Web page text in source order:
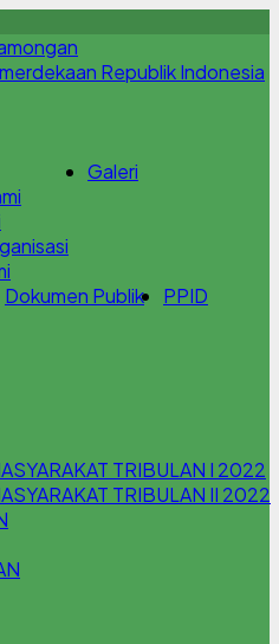
Galeri
Dokumen Publik PPID
TRIBULAN I 2022
TRIBULAN II 2022